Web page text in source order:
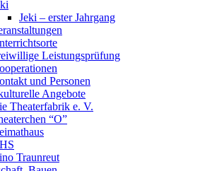
Jeki – erster Jahrgang
Leistungsprüfung
und Personen
Angebote
Theaterfabrik e. V.
“O”
Traunreut